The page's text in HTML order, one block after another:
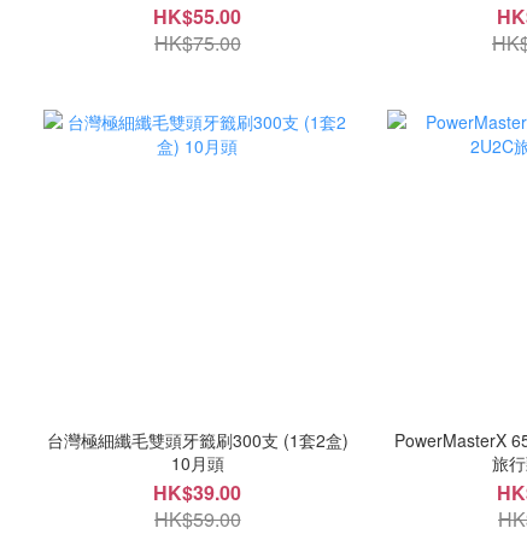
HK$55.00
HK$75.00
台灣極細纖毛雙頭牙籤刷300支 (1套2盒)
10月頭
HK$39.00
HK$59.00
PowerMasterX
旅